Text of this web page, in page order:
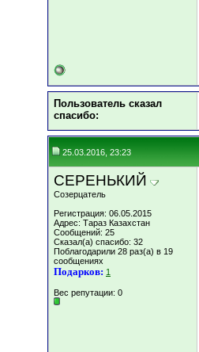
Пользователь сказал
cпасибо:
25.03.2016, 23:23
СЕРЕНЬКИЙ
Созерцатель
Регистрация: 06.05.2015
Адрес: Тараз Казахстан
Сообщений: 25
Сказал(а) спасибо: 32
Поблагодарили 28 раз(а) в 19
сообщениях
Подарков: 1
Вес репутации: 0